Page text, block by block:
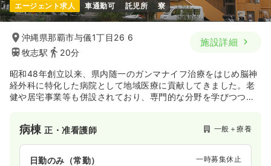
エージェント求人 車通勤可 託児所 寮
沖縄県那覇市与儀1丁目26 6
牧志駅
20分
施設詳細
昭和48年創立以来、県内随一のガンマナイフ治療をはじめ脳神
経外科に特化した病院として地域医療に貢献してきました。老
健や居宅事業等も併設されており、専門的な分野を学びつつ地
病棟正・准看護師 一般＋療養
日勤のみ（常勤） 一時募集休止